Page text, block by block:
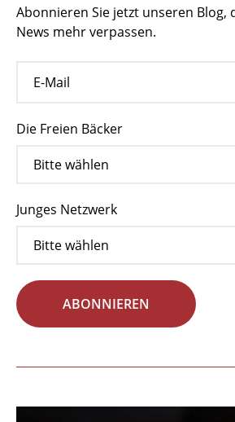
Abonnieren Sie jetzt unseren Blog,
News mehr verpassen.
Die Freien Bäcker
Junges Netzwerk
ABONNIEREN